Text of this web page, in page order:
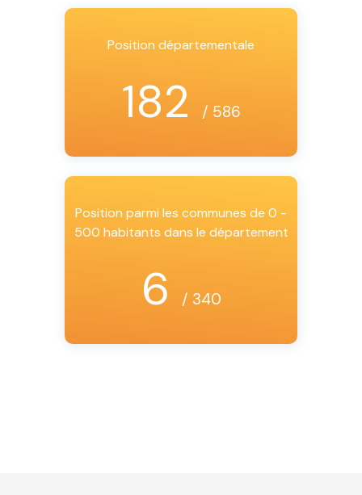
Position départementale
182 / 586
Position parmi les communes de 0 -
500 habitants dans le département
6 / 340